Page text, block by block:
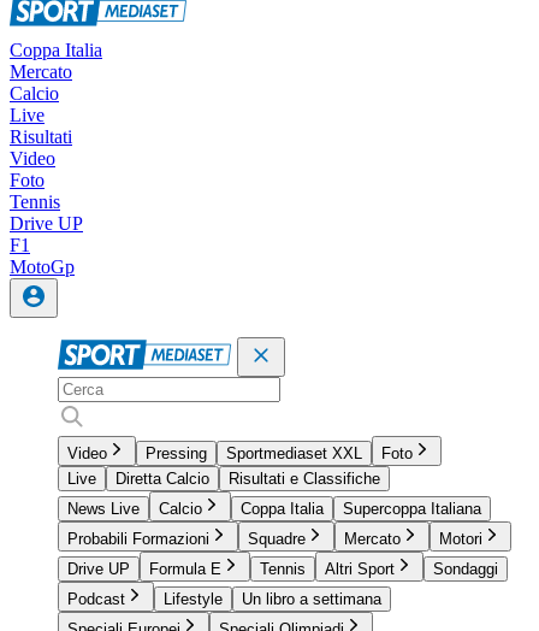
Coppa Italia
Mercato
Calcio
Live
Risultati
Video
Foto
Tennis
Drive UP
F1
MotoGp
Video Pressing Sportmediaset XXL
Foto
Live
Diretta Calcio
Risultati e Classifiche
News Live
Calcio Coppa Italia
Supercoppa Italiana
Probabili Formazioni
Squadre Mercato
Motori
Drive UP
Formula E Tennis Altri Sport
Sondaggi
Podcast
Lifestyle
Un libro a settimana